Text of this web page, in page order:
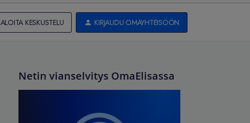
ALOITA KESKUSTELU KIRJAUDU OMAYHTEISÖÖN
Netin vianselvitys OmaElisassa